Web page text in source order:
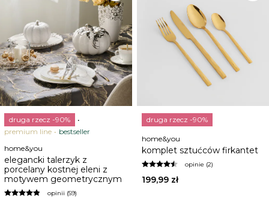
druga rzecz -90%
premium line
bestseller
home&you
elegancki talerzyk z
porcelany kostnej eleni z
motywem geometrycznym
opinii (59)
druga rzecz -90%
home&you
komplet sztućców firkantet
opinie (2)
199,99 zł